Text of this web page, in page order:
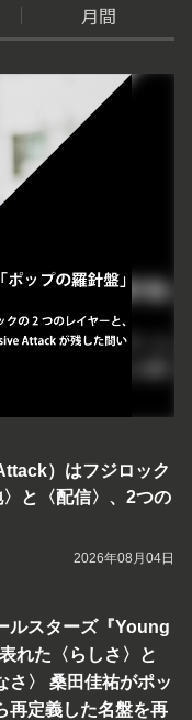
月間
）はフジロック
と〈配信〉、2つの
2026年08月04日
ルスターズ『Young
れた〈らしさ〉と
さ〉 桑田佳祐がポッ
再定義した名盤を再